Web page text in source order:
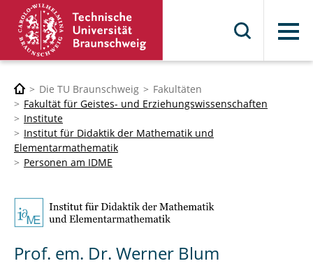
Menü
Die TU Braunschweig
Fakultäten
Fakultät für Geistes- und Erziehungswissenschaften
Institute
Institut für Didaktik der Mathematik und
Elementarmathematik
Personen am IDME
Prof. em. Dr. Werner Blum